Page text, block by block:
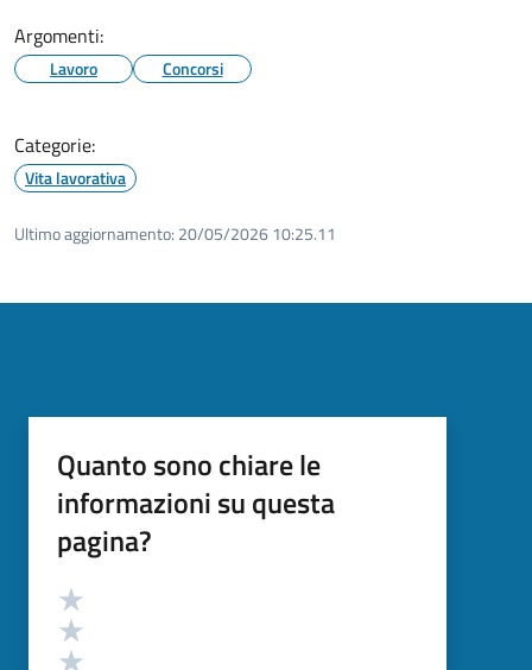
Argomenti:
Lavoro Concorsi
Categorie:
Vita lavorativa
Ultimo aggiornamento: 20/05/2026 10:25.11
Quanto sono chiare le
informazioni su questa
pagina?
Valutazione